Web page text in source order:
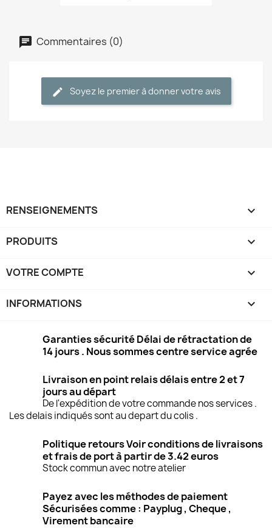
Commentaires (0)
Soyez le premier à donner votre avis
RENSEIGNEMENTS 
PRODUITS 
VOTRE COMPTE 
INFORMATIONS keyboard_arrow_down
Garanties sécurité Délai de rétractation de
14 jours . Nous sommes centre service agrée
Livraison en point relais délais entre 2 et 7
jours au départ
De l'expédition de votre commande nos services .
Les delais indiqués sont au depart du colis .
Politique retours Voir conditions de livraisons
et frais de port à partir de 3.42 euros
Stock commun avec notre atelier
Payez avec les méthodes de paiement
Sécurisées comme : Payplug , Cheque ,
Virement bancaire